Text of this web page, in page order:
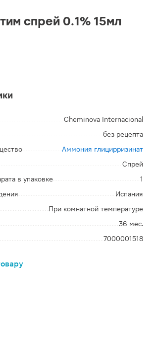
спрей 0.1% 15мл
Cheminova Internacional
без рецепта
Аммония глицирризинат
Спрей
в упаковке
1
Испания
При комнатной температуре
36 мес.
7000001518